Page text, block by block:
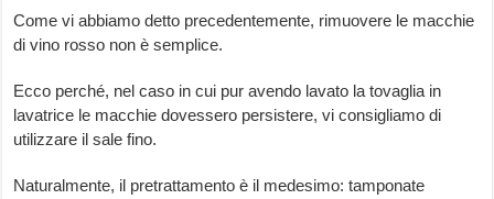
Come vi abbiamo detto precedentemente, rimuovere le macchie
di vino rosso non è semplice.
Ecco perché, nel caso in cui pur avendo lavato la tovaglia in
lavatrice le macchie dovessero persistere, vi consigliamo di
utilizzare il sale fino.
Naturalmente, il pretrattamento è il medesimo: tamponate